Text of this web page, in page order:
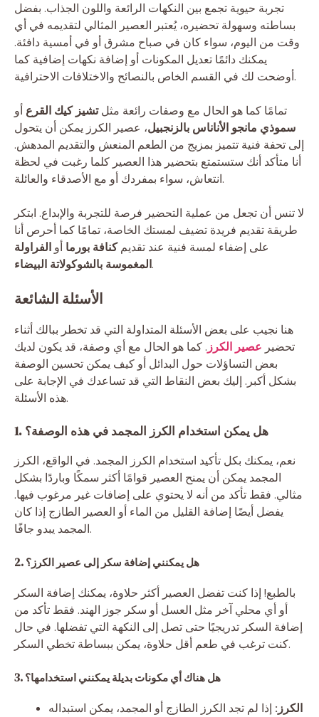
تجربة حيوية تجمع بين النكهات الرائعة واللون الجذاب. بفضل
بساطته وسهولة تحضيره، يُعتبر العصير المثالي لتقديمه في أي
وقت من اليوم، سواء كان في صباح مشرق أو في أمسية دافئة.
يمكنك دائمًا تعديل المكونات أو إضافة نكهات إضافية كما
أوضحت لك في القسم الخاص بالنصائح والاختلافات الاحترافية.
تمامًا كما هو الحال مع وصفات رائعة مثلتشيز كيك القرع أو
سموذي مانجو الأناناس بالزنجبيل، عصير الكرز يمكن أن يتحول
إلى تحفة فنية تتميز بمزيج من الطعم المنعش والتقديم المدهش.
أنا متأكد أنك ستستمتع بتحضير هذا العصير كلما رغبت في لحظة
انتعاش، سواء بمفردك أو مع الأصدقاء والعائلة.
لا تنس أن تجعل من عملية التحضير فرصة للتجربة والإبداع. ابتكر
طريقة تقديم فريدة تضيف لمستك الخاصة، تمامًا كما أحرص أنا
على إضفاء لمسة فنية عند تقديمكنافة بورما أو الفراولة
المغموسة بالشوكولاتة البيضاء.
الأسئلة الشائعة
هنا نجيب على بعض الأسئلة المتداولة التي قد تخطر ببالك أثناء
تحضير عصير الكرز. كما هو الحال مع أي وصفة، قد يكون لديك
بعض التساؤلات حول البدائل أو كيف يمكن تحسين الوصفة
بشكل أكبر. إليك بعض النقاط التي قد تساعدك في الإجابة على
هذه الأسئلة.
1. هل يمكن استخدام الكرز المجمد في هذه الوصفة؟
نعم، يمكنك بكل تأكيد استخدام الكرز المجمد. في الواقع، الكرز
المجمد يمكن أن يمنح العصير قوامًا أكثر سمكًا وباردًا بشكل
مثالي. فقط تأكد من أنه لا يحتوي على إضافات غير مرغوب فيها.
يفضل أيضًا إضافة القليل من الماء أو العصير الطازج إذا كان
المجمد يبدو جافًا.
2. هل يمكنني إضافة سكر إلى عصير الكرز؟
بالطبع! إذا كنت تفضل العصير أكثر حلاوة، يمكنك إضافة السكر
أو أي محلي آخر مثل العسل أو سكر جوز الهند. فقط تأكد من
إضافة السكر تدريجيًا حتى تصل إلى النكهة التي تفضلها. في حال
كنت ترغب في طعم أقل حلاوة، يمكن ببساطة تخطي السكر.
3. هل هناك أي مكونات بديلة يمكنني استخدامها؟
الكرز: إذا لم تجد الكرز الطازج أو المجمد، يمكن استبداله